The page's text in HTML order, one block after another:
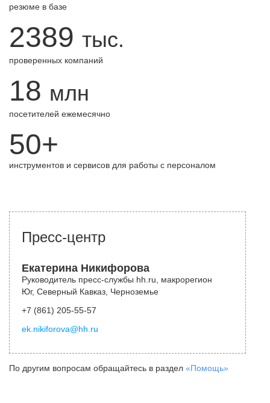
резюме в базе
2389 тыс.
проверенных компаний
18 млн
посетителей ежемесячно
50+
инструментов и сервисов для работы с персоналом
Пресс-центр
Екатерина Никифорова
Руководитель пресс-службы hh.ru, макрорегион
Юг, Северный Кавказ, Черноземье
+7 (861) 205-55-57
ek.nikiforova@hh.ru
По другим вопросам обращайтесь в раздел «Помощь»